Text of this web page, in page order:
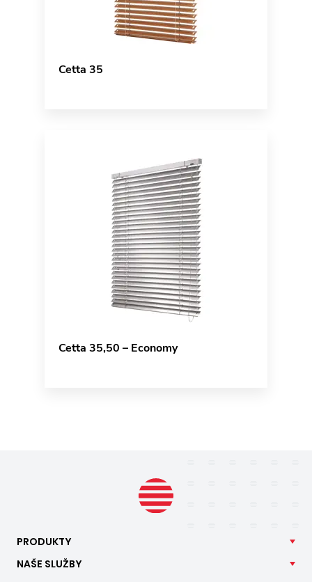
Cetta 35
Cetta 35,50 – Economy
PRODUKTY
NAŠE SLUŽBY